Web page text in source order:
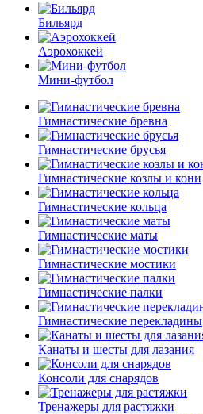
Бильярд
Аэрохоккей
Мини-футбол
Гимнастические бревна
Гимнастические брусья
Гимнастические козлы и кони
Гимнастические кольца
Гимнастические маты
Гимнастические мостики
Гимнастические палки
Гимнастические перекладины
Канаты и шесты для лазания
Консоли для снарядов
Тренажеры для растяжки